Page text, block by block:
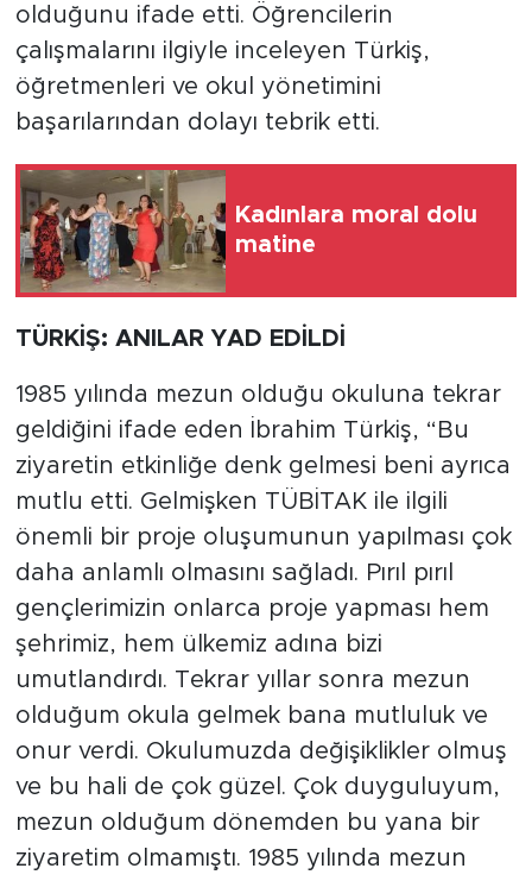
olduğunu ifade etti. Öğrencilerin
çalışmalarını ilgiyle inceleyen Türkiş,
öğretmenleri ve okul yönetimini
başarılarından dolayı tebrik etti.
Kadınlara moral dolu
matine
TÜRKİŞ: ANILAR YAD EDİLDİ
1985 yılında mezun olduğu okuluna tekrar
geldiğini ifade eden İbrahim Türkiş, “Bu
ziyaretin etkinliğe denk gelmesi beni ayrıca
mutlu etti. Gelmişken TÜBİTAK ile ilgili
önemli bir proje oluşumunun yapılması çok
daha anlamlı olmasını sağladı. Pırıl pırıl
gençlerimizin onlarca proje yapması hem
şehrimiz, hem ülkemiz adına bizi
umutlandırdı. Tekrar yıllar sonra mezun
olduğum okula gelmek bana mutluluk ve
onur verdi. Okulumuzda değişiklikler olmuş
ve bu hali de çok güzel. Çok duyguluyum,
mezun olduğum dönemden bu yana bir
ziyaretim olmamıştı. 1985 yılında mezun